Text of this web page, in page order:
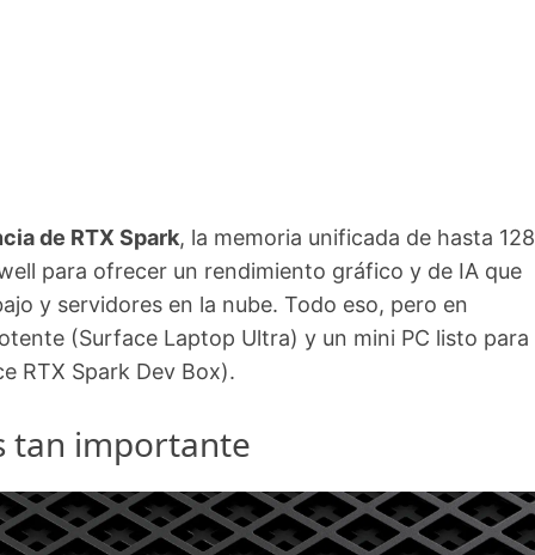
de RTX Spark, la memoria unificada de hasta 128
para ofrecer un rendimiento gráfico y de IA que
y servidores en la nube. Todo eso, pero en
(Surface Laptop Ultra) y un mini PC listo para
RTX Spark Dev Box).
tan importante